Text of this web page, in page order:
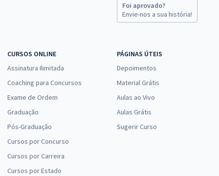
Foi aprovado?
Envie-nos a sua história!
CURSOS ONLINE
Assinatura Ilimitada
Coaching para Concursos
Exame de Ordem
Graduação
Pós-Graduação
Cursos por Concurso
Cursos por Carreira
Cursos por Estado
PÁGINAS ÚTEIS
Depoimentos
Material Grátis
Aulas ao Vivo
Aulas Grátis
Sugerir Curso